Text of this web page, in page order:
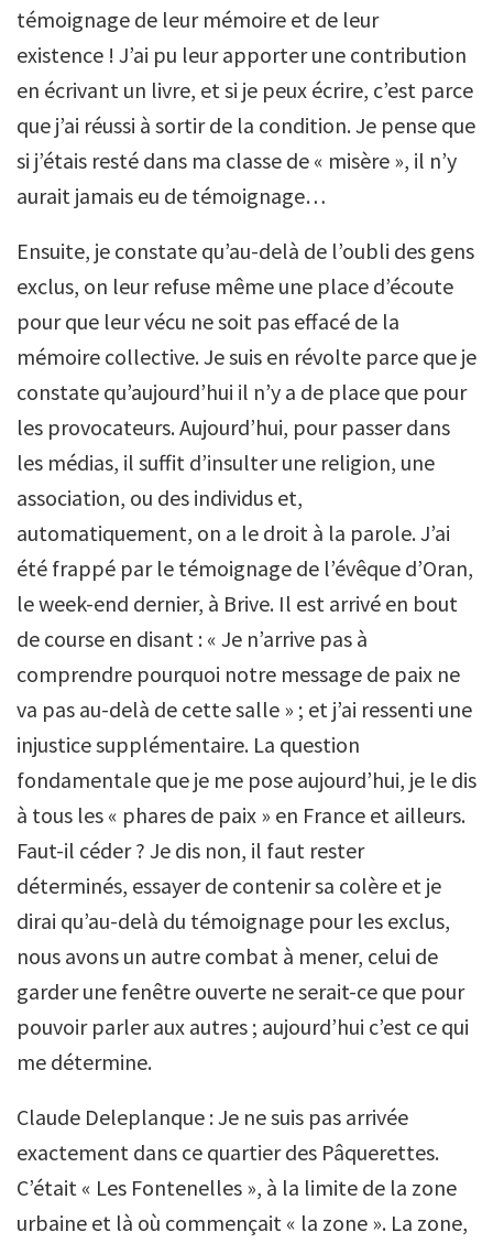
témoignage de leur mémoire et de leur
existence ! J’ai pu leur apporter une contribution
en écrivant un livre, et si je peux écrire, c’est parce
que j’ai réussi à sortir de la condition. Je pense que
si j’étais resté dans ma classe de « misère », il n’y
aurait jamais eu de témoignage…
Ensuite, je constate qu’au-delà de l’oubli des gens
exclus, on leur refuse même une place d’écoute
pour que leur vécu ne soit pas effacé de la
mémoire collective. Je suis en révolte parce que je
constate qu’aujourd’hui il n’y a de place que pour
les provocateurs. Aujourd’hui, pour passer dans
les médias, il suffit d’insulter une religion, une
association, ou des individus et,
automatiquement, on a le droit à la parole. J’ai
été frappé par le témoignage de l’évêque d’Oran,
le week-end dernier, à Brive. Il est arrivé en bout
de course en disant : « Je n’arrive pas à
comprendre pourquoi notre message de paix ne
va pas au-delà de cette salle » ; et j’ai ressenti une
injustice supplémentaire. La question
fondamentale que je me pose aujourd’hui, je le dis
à tous les « phares de paix » en France et ailleurs.
Faut-il céder ? Je dis non, il faut rester
déterminés, essayer de contenir sa colère et je
dirai qu’au-delà du témoignage pour les exclus,
nous avons un autre combat à mener, celui de
garder une fenêtre ouverte ne serait-ce que pour
pouvoir parler aux autres ; aujourd’hui c’est ce qui
me détermine.
Claude Deleplanque : Je ne suis pas arrivée
exactement dans ce quartier des Pâquerettes.
C’était « Les Fontenelles », à la limite de la zone
urbaine et là où commençait « la zone ». La zone,